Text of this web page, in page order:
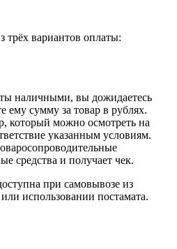
вариантов оплаты:
наличными, вы дожидаетесь
ему сумму за товар в рублях.
который можно осмотреть на
указанным условиям.
средства и получает чек.
при самовывозе из
использовании постамата.